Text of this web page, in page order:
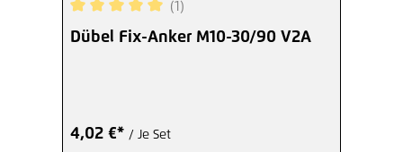
Durchschnittliche Bewertung von 5 von 5
(1)
Dübel Fix-Anker M10-30/90 V2A
4,02 €* / Je Set